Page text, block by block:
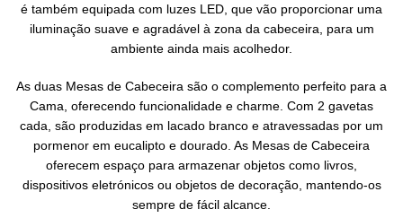
é também equipada com luzes LED, que vão proporcionar uma
iluminação suave e agradável à zona da cabeceira, para um
ambiente ainda mais acolhedor.
As duas Mesas de Cabeceira são o complemento perfeito para a
Cama, oferecendo funcionalidade e charme. Com 2 gavetas
cada, são produzidas em lacado branco e atravessadas por um
pormenor em eucalipto e dourado. As Mesas de Cabeceira
oferecem espaço para armazenar objetos como livros,
dispositivos eletrónicos ou objetos de decoração, mantendo-os
sempre de fácil alcance.